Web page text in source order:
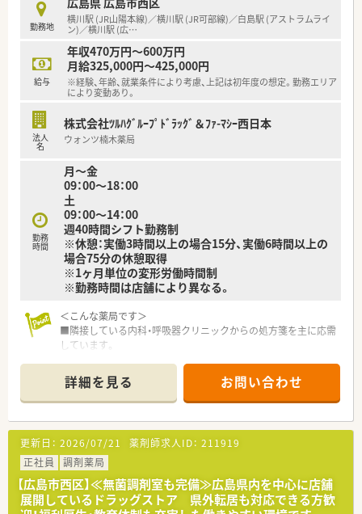
ざいます。
＜こんな方にもオススメ＞
■プライベートとのメリハリを付けて働きたい方
■社割等の福利厚生が充実している先で働きたい方
等々…
■周辺医療機関の処方箋を応需しています。
■1日の処方箋枚数は15枚前後です。
■薬剤師1名在籍。お1人でのご勤務となります。
■ドラッグストア併設店舗ですが、調剤薬局業務専任でご勤務頂
きます。
■充実した研修フォロー体制も好評です。
e-ラーニングの補助制度もあり資格取得に関しても
会社からのバックアップがございます。
＜法人特徴＞
■ツルハグループとして中国地方で業界最大規模の
ドラッグストア・調剤薬局を運営する企業です。
ドラッグストアとして売上・利益・店舗数共に業界トップクラ
スです。
■年間で10店舗以上の新規出店を継続しており、
新卒採用に関しても中国地方で最も入社人数が多い法人で
す。
薬剤師の平均年齢は33歳です。
調剤業務（調剤・投薬・監査・在宅）がメインとなり、
レジ打ちなどはございません。
OTCについての知識も深まるためこれから必要な「マルチの
力」が身につきます。
■セルフメディケーションの支援として、医療・保険・福祉・マタ
ニティ等、
様々なテーマで健康セミナーを年間130回以上開催していま
す。
■医療事務との業務分担を行い、薬剤師の業務負担軽減を行って
います。
■近隣に店舗数が多く、フォロー体制も整っています。
■働き方改革に沿って、有給休暇消化が促進されています。
■残業については「サービス残業」はございません。
各店舗基本的に残業は少ないため、調剤併設店でも18時半～
勤務地
横川駅 (JR山陽本線)／横川駅 (JR可部線)／白島駅 (アストラムライ
ン)／横川駅 (広…
給与
年収470万円～600万円
月給325,000円～425,000円
※経験、年齢、就業条件により考慮、上記は初年度の想定。勤務エリア
により変動あり。
法人
名
株式会社ﾂﾙﾊｸﾞﾙｰﾌﾟﾄﾞﾗｯｸﾞ＆ﾌｧ-ﾏｼｰ西日本
ウォンツ楠木薬局
勤務
時間
月～金
09：00～18：00
土
09：00～14：00
週40時間シフト勤務制
※休憩：実働3時間以上の場合15分、実働6時間以上の
場合75分の休憩取得
※1ヶ月単位の変形労働時間制
※勤務時間は店舗により異なる。
＜こんな薬局です＞
■隣接している内科・呼吸器クリニックからの処方箋を主に応需
しています。
す。
■調剤併設ドラッグストアです。
＜業務内容＞
■内科・呼吸器科の処方箋を主に応需していますが、他の公立医
療機関の処方せんも幅広く取り扱っております。
■第2類・3類のお薬について、質問があった際も対応いただきま
す。
＜設備も充実＞
詳細を見る お問い合わせ
更新日： 2026/07/21 薬剤師求人ID： 211919
正社員
調剤薬局
【広島市西区】≪無菌調剤室も完備≫広島県内を中心に店舗
展開しているドラッグストア 県外転居も対応できる方歓